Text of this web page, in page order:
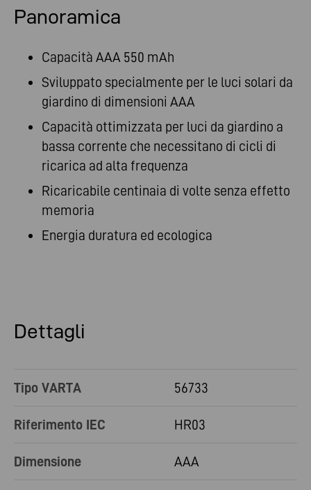
Panoramica
Capacità AAA 550 mAh
Sviluppato specialmente per le luci solari da
giardino di dimensioni AAA
Capacità ottimizzata per luci da giardino a
bassa corrente che necessitano di cicli di
ricarica ad alta frequenza
Ricaricabile centinaia di volte senza effetto
memoria
Energia duratura ed ecologica
Dettagli
Tipo VARTA 56733
Riferimento IEC HR03
Dimensione AAA